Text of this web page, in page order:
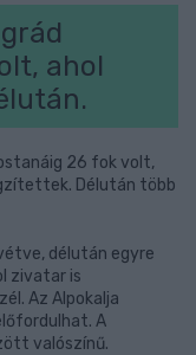
ahol
26 fok volt,
Délután több
délután egyre
zivatar is
Az Alpokalja
A
valószínű.